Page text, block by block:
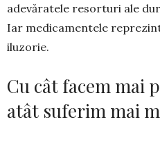
adevă­ratele resor­turi ale
Iar medicamentele
iluzorie.
Cu cât facem mai
atât suferim mai